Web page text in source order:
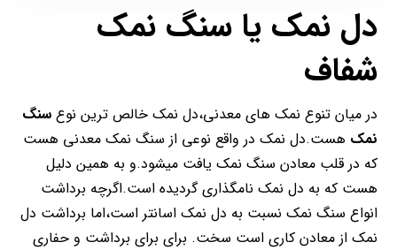
دل نمک یا سنگ نمک
شفاف
در میان تنوع نمک های معدنی،دل نمک خالص ترین نوعسنگ
نمک هست.دل نمک در واقع نوعی از سنگ نمک معدنی هست
که در قلب معادن سنگ نمک یافت میشود.و به همین دلیل
هست که به دل نمک نامگذاری گردیده است.اگرچه برداشت
انواع سنگ نمک نسبت به دل نمک اسانتر است،اما برداشت دل
نمک از معادن کاری است سخت. برای برای برداشت و حفاری